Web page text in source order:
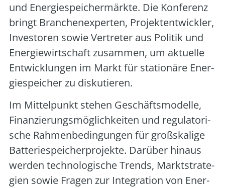
und Ener­gie­spei­cher­märk­te. Die Kon­fe­renz
bringt Bran­chen­ex­per­ten, Pro­jekt­ent­wick­ler,
Inves­to­ren sowie Ver­tre­ter aus Poli­tik und
Ener­gie­wirt­schaft zusam­men, um aktu­el­le
Ent­wick­lun­gen im Markt für sta­tio­nä­re Ener­
gie­spei­cher zu dis­ku­tie­ren.
Im Mit­tel­punkt ste­hen Geschäfts­mo­del­le,
Finan­zie­rungs­mög­lich­kei­ten und regu­la­to­ri­
sche Rah­men­be­din­gun­gen für groß­ska­li­ge
Bat­te­rie­spei­cher­pro­jek­te. Dar­über hin­aus
wer­den tech­no­lo­gi­sche Trends, Markt­stra­te­
gien sowie Fra­gen zur Inte­gra­ti­on von Ener­